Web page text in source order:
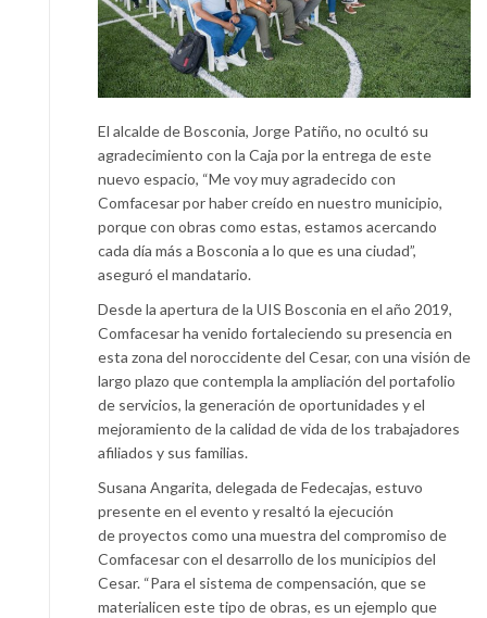
El alcalde de Bosconia, Jorge Patiño, no ocultó su
agradecimiento con la Caja por la entrega de este
nuevo espacio, “Me voy muy agradecido con
Comfacesar por haber creído en nuestro municipio,
porque con obras como estas, estamos acercando
cada día más a Bosconia a lo que es una ciudad”,
aseguró el mandatario.
Desde la apertura de la UIS Bosconia en el año 2019,
Comfacesar ha venido fortaleciendo su presencia en
esta zona del noroccidente del Cesar, con una visión de
largo plazo que contempla la ampliación del portafolio
de servicios, la generación de oportunidades y el
mejoramiento de la calidad de vida de los trabajadores
afiliados y sus familias.
Susana Angarita, delegada de Fedecajas, estuvo
presente en el evento y resaltó la ejecución
de proyectos como una muestra del compromiso de
Comfacesar con el desarrollo de los municipios del
Cesar. “Para el sistema de compensación, que se
materialicen este tipo de obras, es un ejemplo que